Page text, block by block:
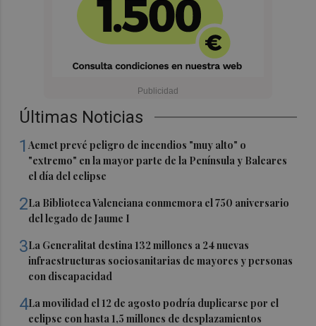
Últimas Noticias
1Aemet prevé peligro de incendios "muy alto" o
"extremo" en la mayor parte de la Península y Baleares
el día del eclipse
2La Biblioteca Valenciana conmemora el 750 aniversario
del legado de Jaume I
3La Generalitat destina 132 millones a 24 nuevas
infraestructuras sociosanitarias de mayores y personas
con discapacidad
4La movilidad el 12 de agosto podría duplicarse por el
eclipse con hasta 1,5 millones de desplazamientos